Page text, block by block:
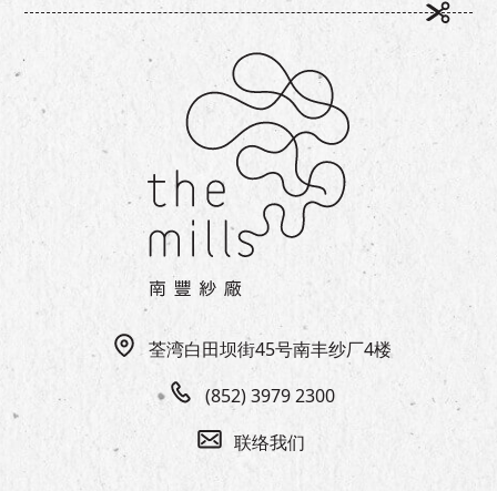
荃湾白田坝街45号南丰纱厂4楼
(852) 3979 2300
联络我们